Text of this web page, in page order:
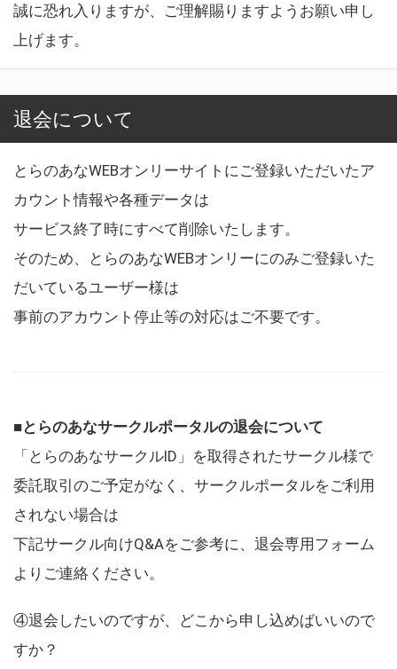
誠に恐れ入りますが、ご理解賜りますようお願い申し
上げます。
退会について
とらのあなWEBオンリーサイトにご登録いただいたア
カウント情報や各種データは
サービス終了時にすべて削除いたします。
そのため、とらのあなWEBオンリーにのみご登録いた
だいているユーザー様は
事前のアカウント停止等の対応はご不要です。
■とらのあなサークルポータルの退会について
「とらのあなサークルID」を取得されたサークル様で
委託取引のご予定がなく、サークルポータルをご利用
されない場合は
下記サークル向けQ&Aをご参考に、退会専用フォーム
よりご連絡ください。
④退会したいのですが、どこから申し込めばいいので
すか？